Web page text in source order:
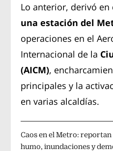
Lo anterior, derivó
una estación del
operaciones en el
Internacional de la
(AICM),
principales y la
en varias alcaldías.
Caos en el Metro: reportan
humo, inundaciones y